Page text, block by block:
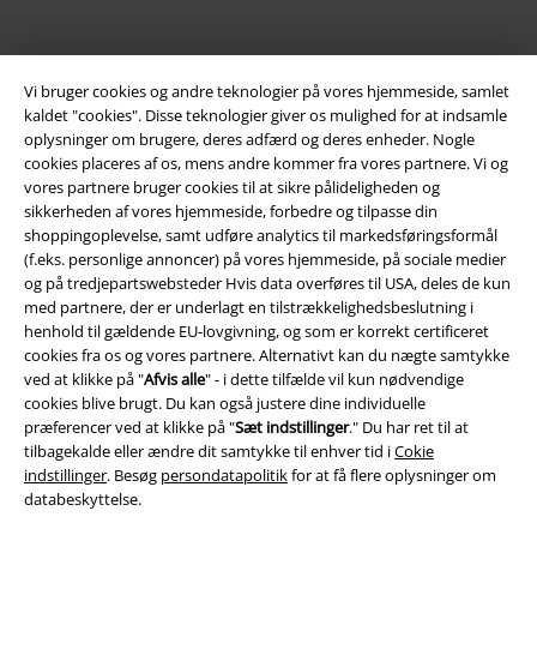
Vi bruger cookies og andre teknologier på vores hjemmeside, samlet
kaldet "cookies". Disse teknologier giver os mulighed for at indsamle
oplysninger om brugere, deres adfærd og deres enheder. Nogle
cookies placeres af os, mens andre kommer fra vores partnere. Vi og
vores partnere bruger cookies til at sikre pålideligheden og
sikkerheden af ​​vores hjemmeside, forbedre og tilpasse din
shoppingoplevelse, samt udføre analytics til markedsføringsformål
(f.eks. personlige annoncer) på vores hjemmeside, på sociale medier
og på tredjepartswebsteder Hvis data overføres til USA, deles de kun
med partnere, der er underlagt en tilstrækkelighedsbeslutning i
henhold til gældende EU-lovgivning, og som er korrekt certificeret
cookies fra os og vores partnere. Alternativt kan du nægte samtykke
ved at klikke på "Afvis alle" - i dette tilfælde vil kun nødvendige
cookies blive brugt. Du kan også justere dine individuelle
præferencer ved at klikke på "Sæt indstillinger." Du har ret til at
tilbagekalde eller ændre dit samtykke til enhver tid iCokie
indstillinger. Besøg persondatapolitikfor at få flere oplysninger om
databeskyttelse.
Juridisk
Salgs-, medlems- & leveringsbetingelser
Om EMP Danmark
Persondatapolitik
Bortskaffelse af affald og miljøbeskyttelse
Overensstemmelseserklæring